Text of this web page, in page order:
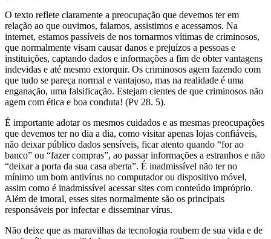
O texto reflete claramente a preocupação que devemos ter em
relação ao que ouvimos, falamos, assistimos e acessamos. Na
internet, estamos passíveis de nos tornarmos vítimas de criminosos,
que normalmente visam causar danos e prejuízos a pessoas e
instituições, captando dados e informações a fim de obter vantagens
indevidas e até mesmo extorquir. Os criminosos agem fazendo com
que tudo se pareça normal e vantajoso, mas na realidade é uma
enganação, uma falsificação. Estejam cientes de que criminosos não
agem com ética e boa conduta! (Pv 28. 5).
É importante adotar os mesmos cuidados e as mesmas preocupações
que devemos ter no dia a dia, como visitar apenas lojas confiáveis,
não deixar público dados sensíveis, ficar atento quando “for ao
banco” ou “fazer compras”, ao passar informações a estranhos e não
“deixar a porta da sua casa aberta”. É inadmissível não ter no
mínimo um bom antivírus no computador ou dispositivo móvel,
assim como é inadmissível acessar sites com conteúdo impróprio.
Além de imoral, esses sites normalmente são os principais
responsáveis por infectar e disseminar vírus.
Não deixe que as maravilhas da tecnologia roubem de sua vida e de